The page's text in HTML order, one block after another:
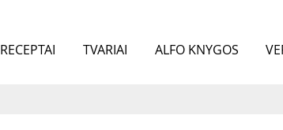
RECEPTAI TVARIAI ALFO KNYGOS